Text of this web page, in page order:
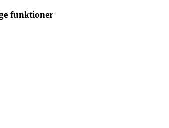
funktioner